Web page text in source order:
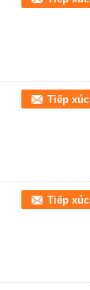
Tiếp xúc
Tiếp xúc